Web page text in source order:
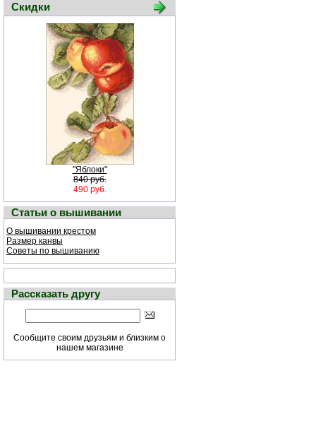
Скидки
"Яблоки"
840 руб.
490 руб.
Статьи о вышивании
О вышивании крестом
Размер канвы
Советы по вышиванию
Рассказать другу
Сообщите своим друзьям и близким о
нашем магазине